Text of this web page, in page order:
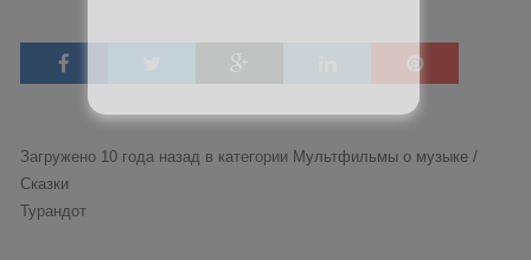
Загружено 10 года назад в категории Мультфильмы о музыке /
Сказки
Турандот